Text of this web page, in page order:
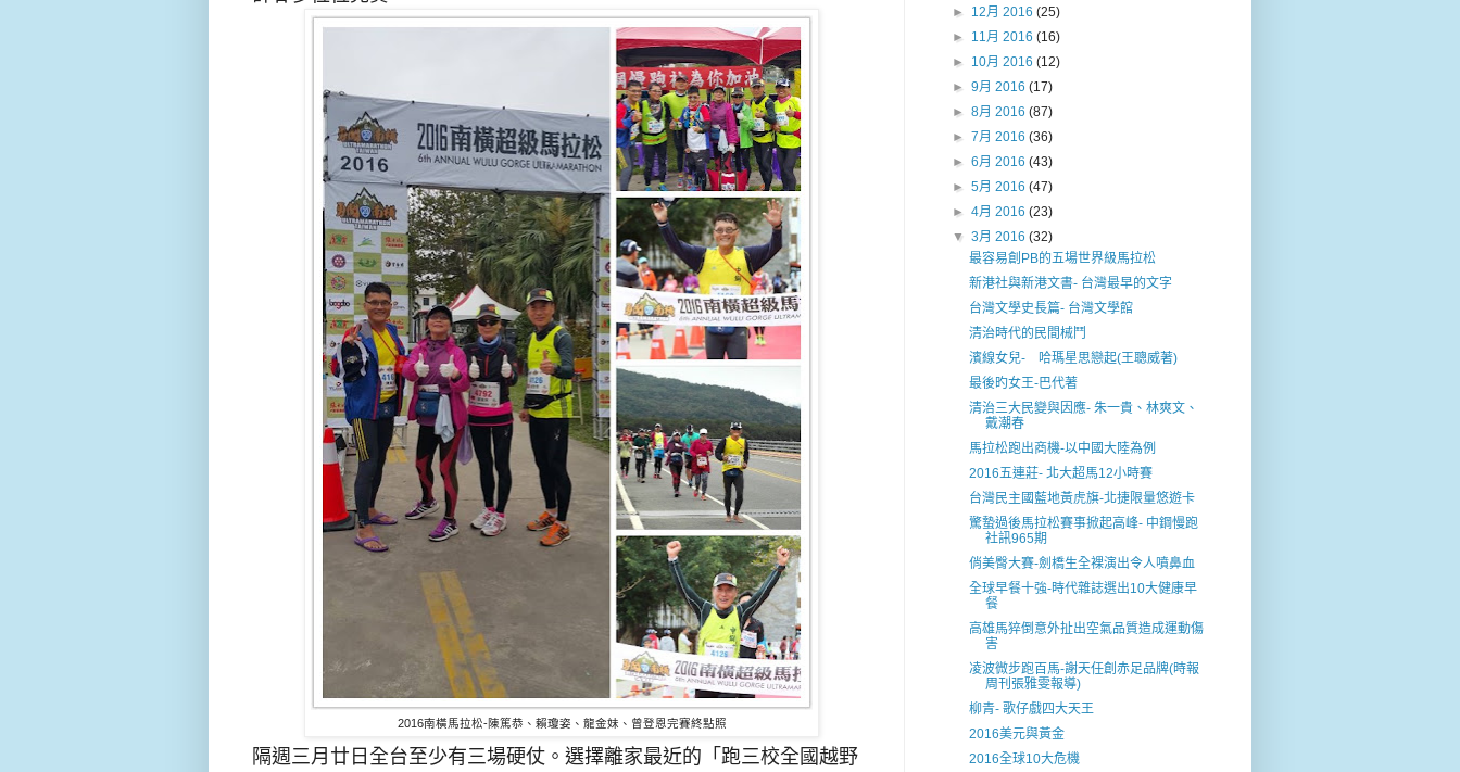
2016南橫馬拉松-陳篤恭、賴瓊姿、龍金妹、曾登恩完賽終點照
隔週三月廿日全台至少有三場硬仗。選擇離家最近的「跑三校全國越野
► 12月 2016(25)
► 11月 2016(16)
► 10月 2016(12)
►9月 2016(17)
►8月 2016(87)
►7月 2016(36)
►6月 2016(43)
►5月 2016(47)
►4月 2016(23)
▼3月 2016(32)
最容易創PB的五場世界級馬拉松
新港社與新港文書- 台灣最早的文字
台灣文學史長篇- 台灣文學館
清治時代的民間械鬥
濱線女兒- 哈瑪星思戀起(王聰威著)
最後旳女王-巴代著
清治三大民變與因應- 朱一貴、林爽文、
戴潮春
馬拉松跑出商機-以中國大陸為例
2016五連莊- 北大超馬12小時賽
台灣民主國藍地黃虎旗-北捷限量悠遊卡
驚蟄過後馬拉松賽事掀起高峰- 中鋼慢跑
社訊965期
俏美臀大賽-劍橋生全裸演出令人噴鼻血
全球早餐十強-時代雜誌選出10大健康早
餐
高雄馬猝倒意外扯出空氣品質造成運動傷
害
凌波微步跑百馬-謝天任創赤足品牌(時報
周刊張雅雯報導)
柳青- 歌仔戲四大天王
2016美元與黃金
2016全球10大危機